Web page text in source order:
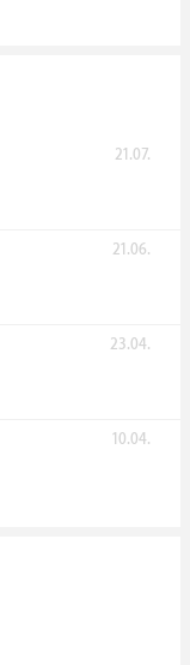
21.07.
21.06.
23.04.
10.04.